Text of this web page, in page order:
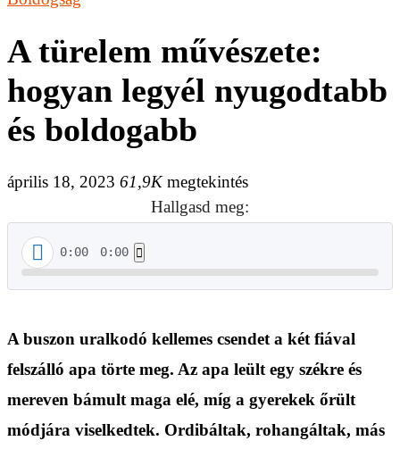
A türelem művészete:
hogyan legyél nyugodtabb
és boldogabb
április 18, 2023 61,9Kmegtekintés
Hallgasd meg:
0:00 0:00
A buszon uralkodó kellemes csendet a két fiával
felszálló apa törte meg. Az apa leült egy székre és
mereven bámult maga elé, míg a gyerekek őrült
módjára viselkedtek. Ordibáltak, rohangáltak, más